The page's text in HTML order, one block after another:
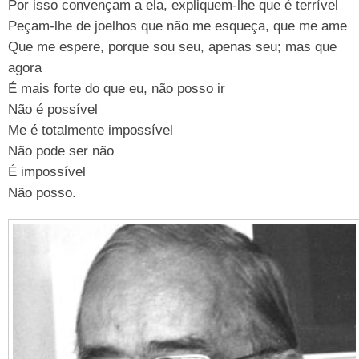
Por isso convençam a ela, expliquem-lhe que é terrível
Peçam-lhe de joelhos que não me esqueça, que me ame
Que me espere, porque sou seu, apenas seu; mas que
agora
É mais forte do que eu, não posso ir
Não é possível
Me é totalmente impossível
Não pode ser não
É impossível
Não posso.